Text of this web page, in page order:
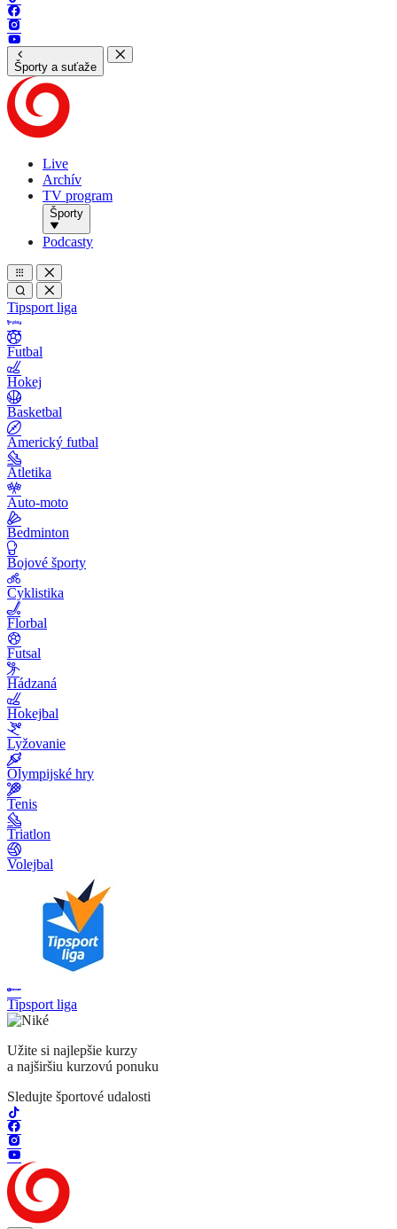
Športy a suťaže
Live
Archív
TV program
Športy
Podcasty
Tipsport liga
Futbal
Hokej
Basketbal
Americký futbal
Atletika
Auto-moto
Bedminton
Bojové športy
Cyklistika
Florbal
Futsal
Hádzaná
Hokejbal
Lyžovanie
Olympijské hry
Tenis
Triatlon
Volejbal
Tipsport liga
Užite si najlepšie kurzy
a najširšiu kurzovú ponuku
Sledujte športové udalosti